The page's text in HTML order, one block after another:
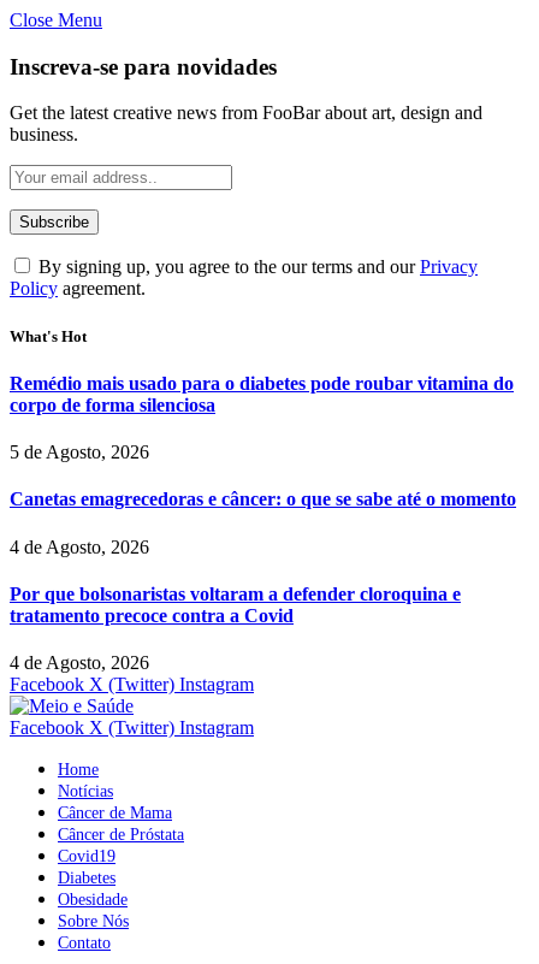
Close Menu
Inscreva-se para novidades
Get the latest creative news from FooBar about art, design and
business.
By signing up, you agree to the our terms and ourPrivacy
Policy agreement.
What's Hot
Remédio mais usado para o diabetes pode roubar vitamina do
corpo de forma silenciosa
5 de Agosto, 2026
Canetas emagrecedoras e câncer: o que se sabe até o momento
4 de Agosto, 2026
Por que bolsonaristas voltaram a defender cloroquina e
tratamento precoce contra a Covid
4 de Agosto, 2026
Facebook X (Twitter) Instagram
Facebook X (Twitter) Instagram
Home
Notícias
Câncer de Mama
Câncer de Próstata
Covid19
Diabetes
Obesidade
Sobre Nós
Contato